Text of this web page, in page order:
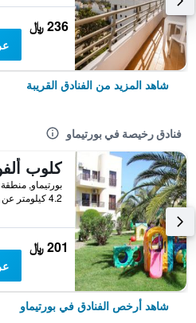
236 ﷼
شاهد المزيد من الفنادق القريبة
فنادق رخيصة في بورتيماو
بورتيماو,
4.2 كيلومتر عن وسط المدينة
201 ﷼
شاهد أرخص الفنادق في بورتيماو